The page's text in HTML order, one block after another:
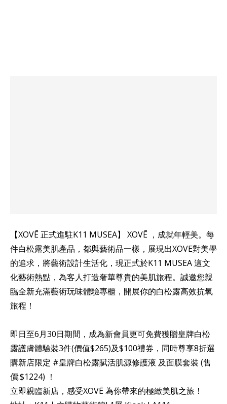
【XOVĒ 正式進駐K11 MUSEA】 XOVĒ ，成就年輕美。每
件白松露美肌產品，都與藝術品一樣，展現出XOVE對美學
的追求，將藝術設計生活化，現正式於K11 MUSEA 這文
化藝術熱點，為客人打造奢華尊貴的美肌旅程。誠邀您親
臨全新充滿藝術玩味體驗專櫃，開展你的白松露高效抗氧
旅程！
即日至6月30日期間，成為新會員更可免費獲贈皇牌白松
露護膚體驗裝3件(價值$265)及$100禮券，同時尊享8折選
購新店限定 #皇牌白松露賦活肌源修護液 及面膜套裝 (售
價:$1224) ！
立即親臨新店，感受XOVĒ 為你帶來的極緻美肌之旅！